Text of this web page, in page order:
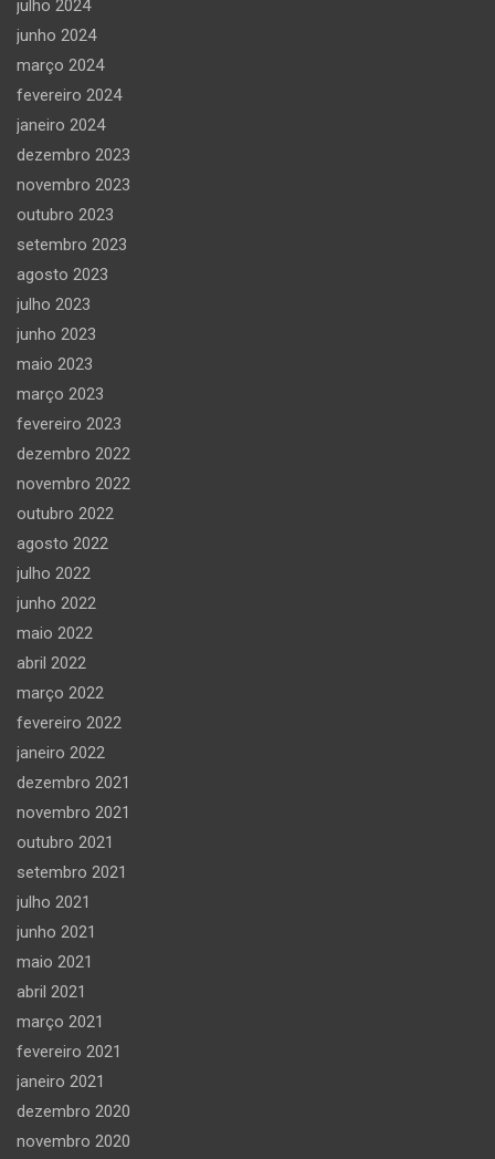
julho 2024
junho 2024
março 2024
fevereiro 2024
janeiro 2024
dezembro 2023
novembro 2023
outubro 2023
setembro 2023
agosto 2023
julho 2023
junho 2023
maio 2023
março 2023
fevereiro 2023
dezembro 2022
novembro 2022
outubro 2022
agosto 2022
julho 2022
junho 2022
maio 2022
abril 2022
março 2022
fevereiro 2022
janeiro 2022
dezembro 2021
novembro 2021
outubro 2021
setembro 2021
julho 2021
junho 2021
maio 2021
abril 2021
março 2021
fevereiro 2021
janeiro 2021
dezembro 2020
novembro 2020